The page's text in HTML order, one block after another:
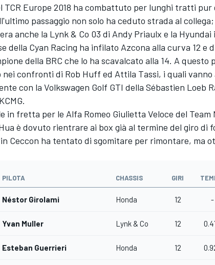
TCR Europe 2018 ha combattuto per lunghi tratti pur
passaggio non solo ha ceduto strada al
anche la Lynk & Co 03 di Andy Priaulx e la Hyundai
della Cyan Racing ha infilato Azcona alla curva 12 e
della BRC che lo ha scavalcato alla 14. A questo
confronti di Rob Huff ed Attila Tassi, i quali vanno
con la Volkswagen Golf GTI della Sébastien Loeb
in fretta per le Alfa Romeo Giulietta Veloce del Team
è dovuto rientrare ai box già al termine del giro di
Ceccon ha tentato di sgomitare per rimontare, ma
PILOTA CHASSIS GIRI
Néstor Girolami Honda 12 -
Yvan Muller Lynk & Co 12
Esteban Guerrieri Honda 12